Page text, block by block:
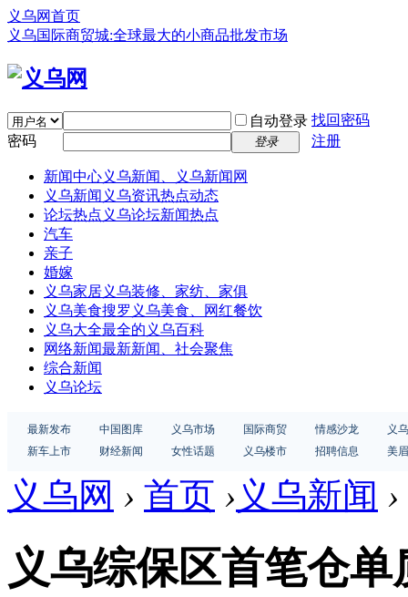
义乌网首页
义乌国际商贸城:全球最大的小商品批发市场
自动登录 找回密码
密码
登录 注册
新闻中心义乌新闻、义乌新闻网
义乌新闻 义乌资讯热点动态
论坛热点 义乌论坛新闻热点
汽车
亲子
婚嫁
义乌家居义乌装修、家纺、家俱
义乌美食搜罗义乌美食、网红餐饮
义乌大全最全的义乌百科
网络新闻最新新闻、社会聚焦
综合新闻
义乌论坛
最新发布 中国图库 义乌市场 国际商贸 情感沙龙
义
新车上市
财经新闻 女性话题 义乌楼市 招聘信息 美
义乌网 › 首页 › 义乌新闻 ›
义乌综保区首笔仓